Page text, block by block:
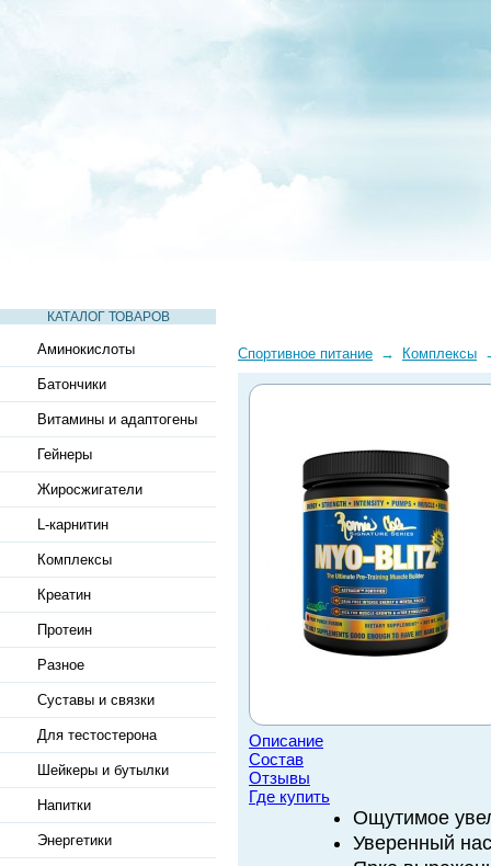
КАТАЛОГ ТОВАРОВ
Аминокислоты
Батончики
Витамины и адаптогены
Гейнеры
Жиросжигатели
L-карнитин
Комплексы
Креатин
Протеин
Разное
Суставы и связки
Для тестостерона
Шейкеры и бутылки
Напитки
Энергетики
Спортивное питание → Комплексы
Описание
Состав
Отзывы
Где купить
Ощутимое
Уверенный